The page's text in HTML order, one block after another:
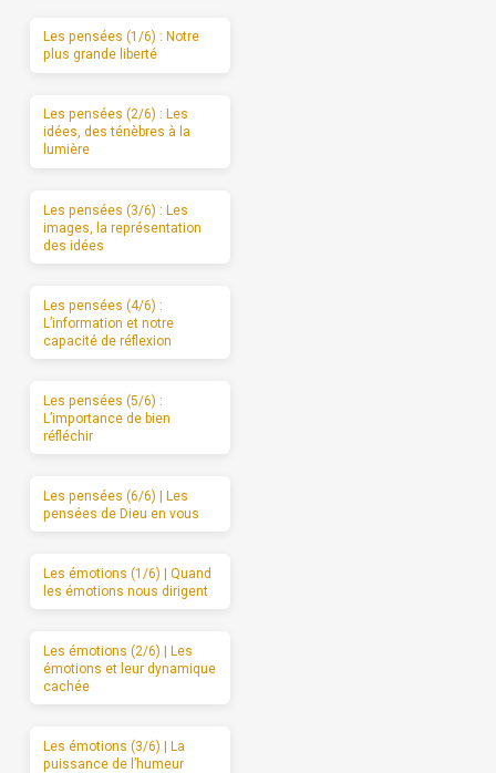
Les pensées (1/6) : Notre
plus grande liberté
Les pensées (2/6) : Les
idées, des ténèbres à la
lumière
Les pensées (3/6) : Les
images, la représentation
des idées
Les pensées (4/6) :
L’information et notre
capacité de réflexion
Les pensées (5/6) :
L’importance de bien
réfléchir
Les pensées (6/6) | Les
pensées de Dieu en vous
Les émotions (1/6) | Quand
les émotions nous dirigent
Les émotions (2/6) | Les
émotions et leur dynamique
cachée
Les émotions (3/6) | La
puissance de l’humeur